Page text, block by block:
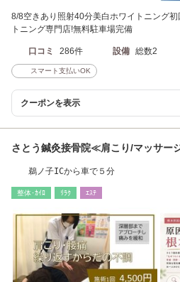
8/8空きあり照射40分美白ホワイトニング
トニング専門店!無料駐車場完備
口コミ 286件 設備 総数2
スマート支払いOK
クーポンを表示
さとう鍼灸接骨院≪肩こり/マッサー
鵜ノ子ICから車で５分
整体･ｶｲﾛ ﾘﾗｸ ｴｽﾃ